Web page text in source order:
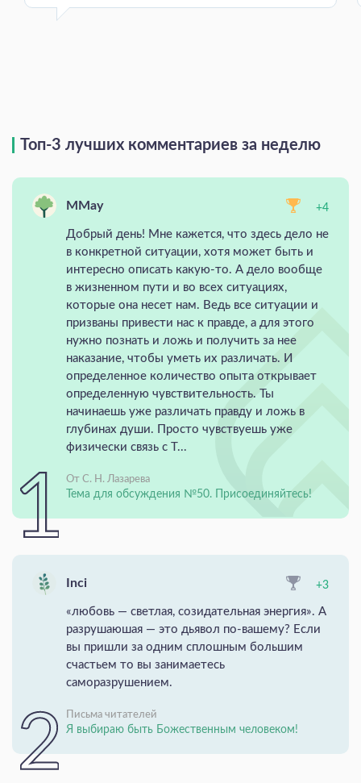
Топ-3 лучших комментариев за неделю
MMay +4
Добрый день! Мне кажется, что здесь дело не
в конкретной ситуации, хотя может быть и
интересно описать какую-то. А дело вообще
в жизненном пути и во всех ситуациях,
которые она несет нам. Ведь все ситуации и
призваны привести нас к правде, а для этого
нужно познать и ложь и получить за нее
наказание, чтобы уметь их различать. И
определенное количество опыта открывает
определенную чувствительность. Ты
начинаешь уже различать правду и ложь в
глубинах души. Просто чувствуешь уже
физически связь с Т...
От С. Н. Лазарева
Тема для обсуждения №50. Присоединяйтесь!
Inci +3
«любовь — светлая, созидательная энергия». А
разрушаюшая — это дьявол по-вашему? Если
вы пришли за одним сплошным большим
счастьем то вы занимаетесь
саморазрушением.
Письма читателей
Я выбираю быть Божественным человеком!